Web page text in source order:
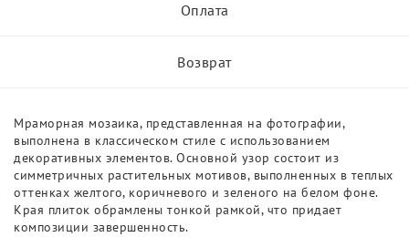
Оплата
Возврат
Мраморная мозаика, представленная на фотографии,
выполнена в классическом стиле с использованием
декоративных элементов. Основной узор состоит из
симметричных растительных мотивов, выполненных в теплых
оттенках желтого, коричневого и зеленого на белом фоне.
Края плиток обрамлены тонкой рамкой, что придает
композиции завершенность.